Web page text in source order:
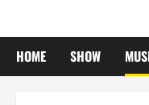
HOME SHOW